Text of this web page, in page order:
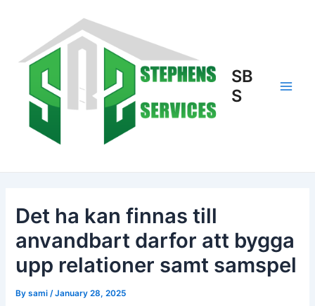
SB
S
Det ha kan finnas till
anvandbart darfor att bygga
upp relationer samt samspel
Bysami/January 28, 2025